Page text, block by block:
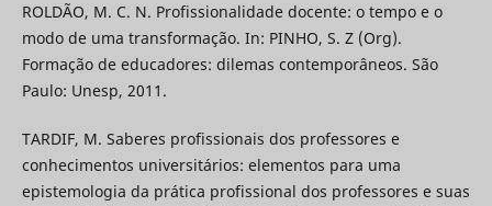
ROLDÃO, M. C. N. Profissionalidade docente: o tempo e o
modo de uma transformação. In: PINHO, S. Z (Org).
Formação de educadores: dilemas contemporâneos. São
Paulo: Unesp, 2011.
TARDIF, M. Saberes profissionais dos professores e
conhecimentos universitários: elementos para uma
epistemologia da prática profissional dos professores e suas